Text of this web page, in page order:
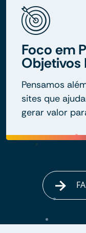
Foco em
Objetivos
Pensamos
sites que
gerar valor